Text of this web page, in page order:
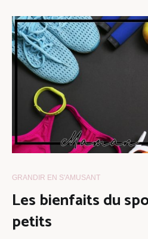
GRANDIR EN S'AMUSANT
Les bienfaits du
petits